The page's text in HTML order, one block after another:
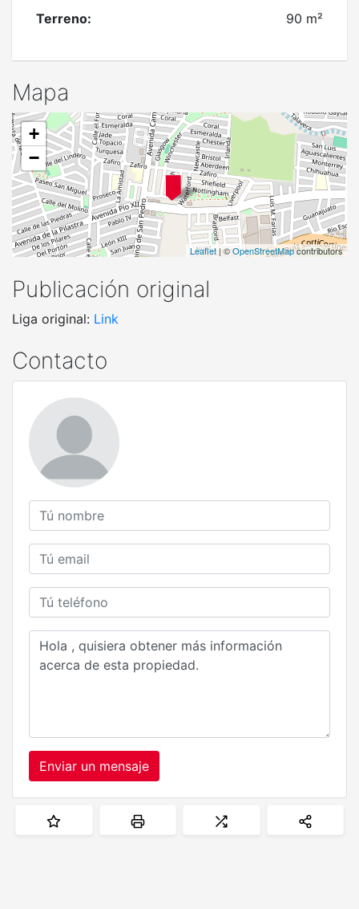
Terreno:
90 m²
Mapa
+
−
Leaflet| ©OpenStreetMapcontributors
Publicación original
Liga original: Link
Contacto
Enviar un mensaje